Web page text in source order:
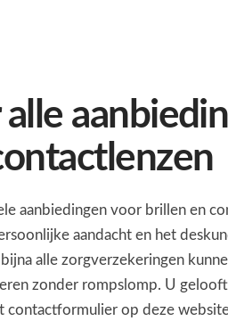
aanbiedingen voor brillen en
aandacht en het
alle zorgverzekeringen
zonder rompslomp. U
contactformulier op deze